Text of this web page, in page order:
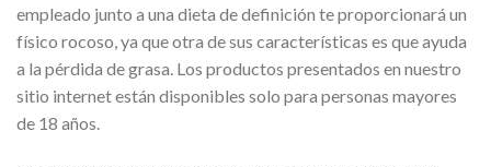
empleado junto a una dieta de definición te proporcionará un
físico rocoso, ya que otra de sus características es que ayuda
a la pérdida de grasa. Los productos presentados en nuestro
sitio internet están disponibles solo para personas mayores
de 18 años.